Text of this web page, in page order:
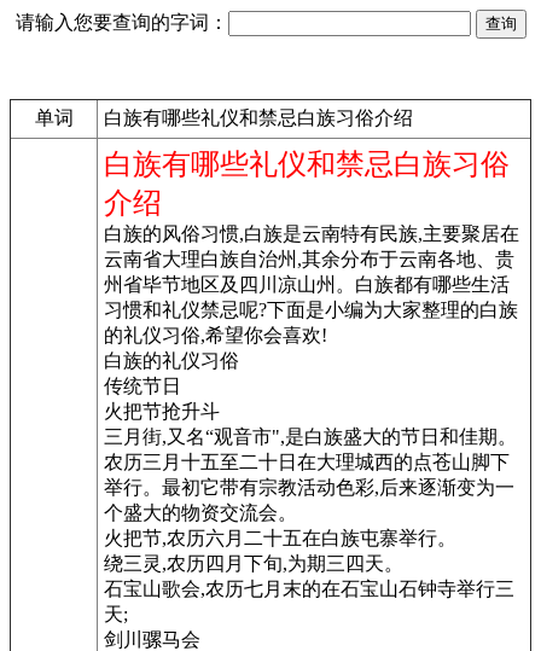
请输入您要查询的字词：
单词 白族有哪些礼仪和禁忌白族习俗介绍
白族有哪些礼仪和禁忌白族习俗
介绍
白族的风俗习惯,白族是云南特有民族,主要聚居在
云南省大理白族自治州,其余分布于云南各地、贵
州省毕节地区及四川凉山州。白族都有哪些生活
习惯和礼仪禁忌呢?下面是小编为大家整理的白族
的礼仪习俗,希望你会喜欢!
白族的礼仪习俗
传统节日
火把节抢升斗
三月街,又名“观音市",是白族盛大的节日和佳期。
农历三月十五至二十日在大理城西的点苍山脚下
举行。最初它带有宗教活动色彩,后来逐渐变为一
个盛大的物资交流会。
火把节,农历六月二十五在白族屯寨举行。
绕三灵,农历四月下旬,为期三四天。
石宝山歌会,农历七月末的在石宝山石钟寺举行三
天;
剑川骡马会